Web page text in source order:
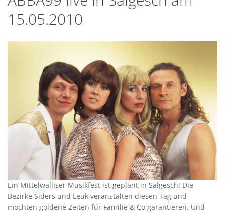
15.05.2010
Ein Mittelwalliser Musikfest ist geplant in Salgesch! Die
Bezirke Siders und Leuk veranstalten diesen Tag und
möchten goldene Zeiten für Familie & Co garantieren. Und